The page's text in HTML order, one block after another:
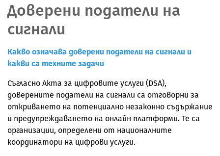
Доверени податели на
сигнали
Какво означава доверени податели на сигнали и
какви са техните задачи
Съгласно Акта за цифровите услуги (DSA),
доверените податели на сигнали са отговорни за
откриването на потенциално незаконно съдържание
и предупреждаването на онлайн платформи. Те са
организации, определени от националните
координатори на цифрови услуги.